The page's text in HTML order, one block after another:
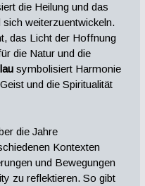
die Heilung und das
weiterzuentwickeln.
das Licht der Hoffnung
die Natur und die
symbolisiert Harmonie
und die Spiritualität
die Jahre
Kontexten
und Bewegungen
zu reflektieren. So gibt